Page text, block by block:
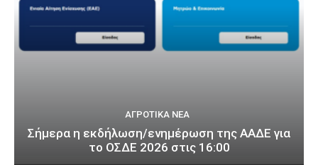
ΑΓΡΟΤΙΚΆ ΝΈΑ
Σήμερα η εκδήλωση/ενημέρωση της ΑΑΔΕ για
το ΟΣΔΕ 2026 στις 16:00